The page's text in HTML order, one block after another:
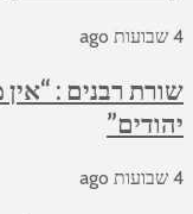
4 שבועות ago
שורת רבנים : “אין
יהודים”
4 שבועות ago